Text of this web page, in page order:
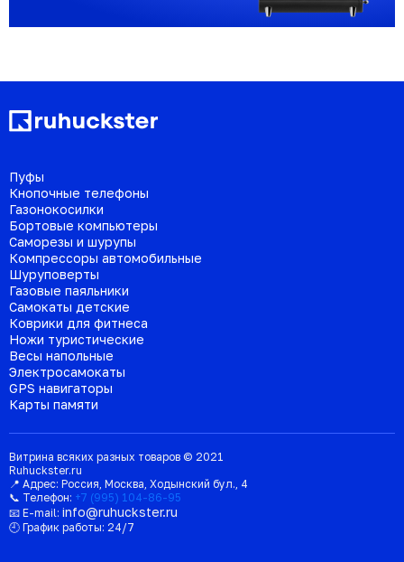
Пуфы
Кнопочные телефоны
Газонокосилки
Бортовые компьютеры
Саморезы и шурупы
Компрессоры автомобильные
Шуруповерты
Газовые паяльники
Самокаты детские
Коврики для фитнеса
Ножи туристические
Весы напольные
Электросамокаты
GPS навигаторы
Карты памяти
Витрина всяких разных товаров © 2021
Ruhuckster.ru
📍 Адрес: Россия, Москва, Ходынский бул., 4
📞 Телефон: +7 (995) 104-86-95
📧 E-mail: info@ruhuckster.ru
🕘 График работы: 24/7